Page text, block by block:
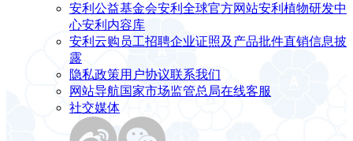
安利公益基金会安利全球官方网站安利植物研发中
心安利内容库
安利云购 员工招聘企业证照及产品批件直销信息披
露
隐私政策用户协议联系我们
网站导航国家市场监管总局在线客服
社交媒体